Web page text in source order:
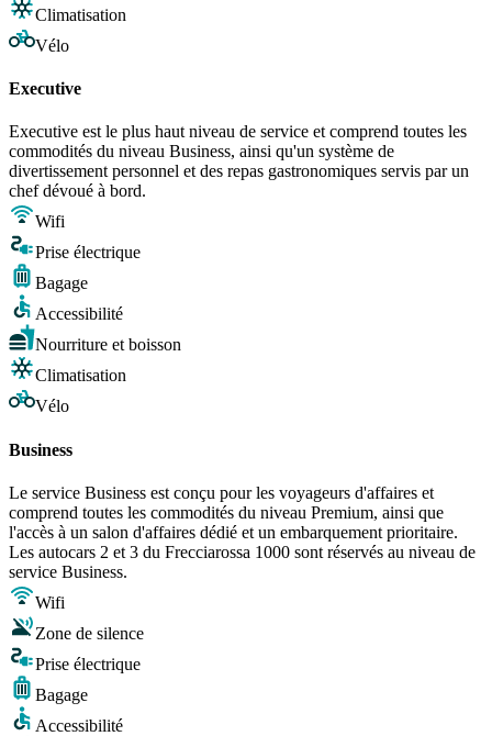
Climatisation
Vélo
Executive
Executive est le plus haut niveau de service et comprend toutes les
commodités du niveau Business, ainsi qu'un système de
divertissement personnel et des repas gastronomiques servis par un
chef dévoué à bord.
Wifi
Prise électrique
Bagage
Accessibilité
Nourriture et boisson
Climatisation
Vélo
Business
Le service Business est conçu pour les voyageurs d'affaires et
comprend toutes les commodités du niveau Premium, ainsi que
l'accès à un salon d'affaires dédié et un embarquement prioritaire.
Les autocars 2 et 3 du Frecciarossa 1000 sont réservés au niveau de
service Business.
Wifi
Zone de silence
Prise électrique
Bagage
Accessibilité